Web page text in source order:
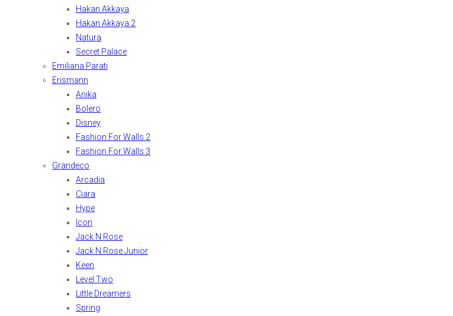
Hakan Akkaya
Hakan Akkaya 2
Natura
Secret Palace
Emiliana Parati
Erismann
Anika
Bolero
Disney
Fashion For Walls 2
Fashion For Walls 3
Grandeco
Arcadia
Ciara
Hype
Icon
Jack N Rose
Jack N Rose Junior
Keen
Level Two
Little Dreamers
Spring